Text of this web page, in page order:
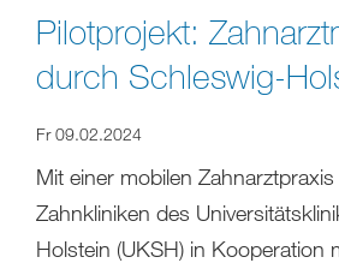
Pilotprojekt:
durch Schleswig-
Fr 09.02.2024
Mit einer mobilen
Zahnkliniken des
Holstein (UKSH) in Kooperation